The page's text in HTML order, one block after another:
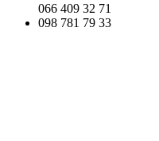
066 409 32 71
098 781 79 33